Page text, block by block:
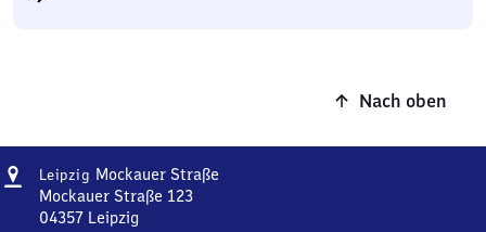
Nach oben
Adresse
Leipzig Mockauer StraßeLeipzig
Mockauer Straße 123
04357 Leipzig